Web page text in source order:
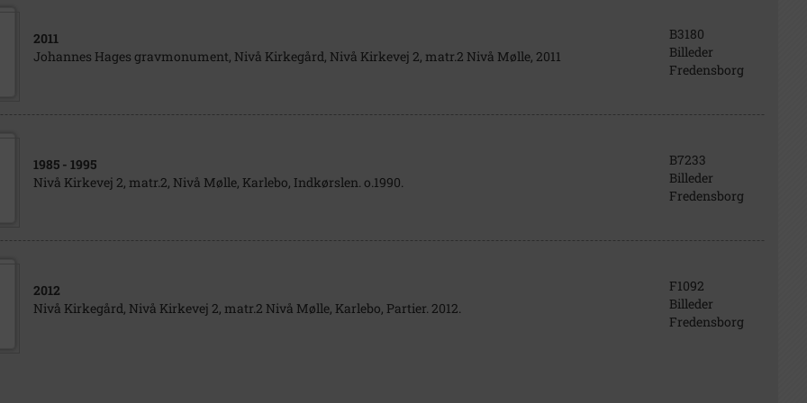
2011
Johannes Hages gravmonument, Nivå Kirkegård, Nivå Kirkevej 2, matr.2 Nivå Mølle, 2011
B3180
Billeder
Fredensborg
1985 - 1995
Nivå Kirkevej 2, matr.2, Nivå Mølle, Karlebo, Indkørslen. o.1990.
B7233
Billeder
Fredensborg
2012
Nivå Kirkegård, Nivå Kirkevej 2, matr.2 Nivå Mølle, Karlebo, Partier. 2012.
F1092
Billeder
Fredensborg